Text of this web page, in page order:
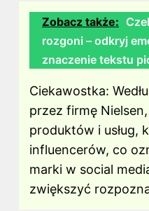
Zobacz także:
rozgoni – odkryj
znaczenie tekstu
Ciekawostka:
przez firmę
produktów i usług,
influencerów, co
marki w social
zwiększyć